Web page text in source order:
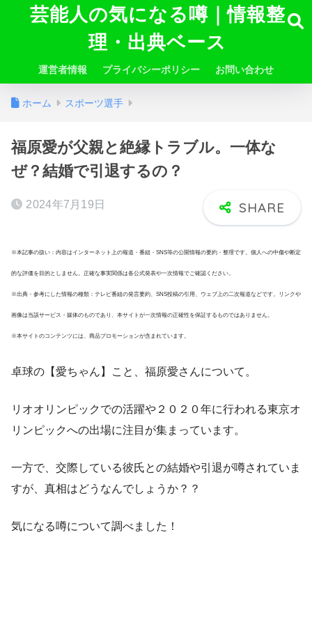
芸能人の気になる噂｜情報整
理・出典ベース
運営者情報 プライバシーポリシー お問い合わせ
ホーム スポーツ選手
福原愛が父親と絶縁トラブル。一体な
ぜ？結婚で引退するの？
2024年7月19日
※本記事の扱い：内容はインターネット上の報道・番組・SNS等の公開情報の要約・整理です。個人への中傷や断定
的な評価を目的としません。正確な事実関係は各公式発表や一次情報でご確認ください。
※出典・参考にした情報の種類：テレビ番組の発言要約、SNS投稿の引用、ウェブ上の二次報道などです。リンクや
画像は当該サービス・媒体のものであり、本サイトが一次情報の正確性を保証するものではありません。
※本サイトのコンテンツには、商品プロモーションが含まれています。
卓球の【愛ちゃん】こと、福原愛さんについて。
リオオリンピックでの活躍や２０２０年に行われる東京オ
リンピックへの出場に注目が集まっています。
一方で、交際している彼氏との結婚や引退が噂されていま
すが、真相はどうなんでしょうか？？
気になる噂について調べました！